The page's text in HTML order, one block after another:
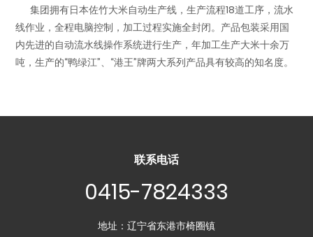
集团拥有日本佐竹大米自动生产线，生产流程18道工序，流水
线作业，全程电脑控制，加工过程实施全封闭。产品包装采用国
内先进的自动流水线操作系统进行生产，年加工生产大米十余万
吨，生产的“鸭绿江”、“港王”牌两大系列产品具有较高的知名度。
联系电话
0415-7824333
地址：辽宁省东港市椅圈镇